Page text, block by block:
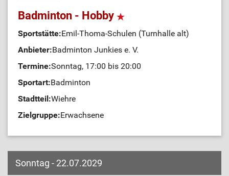
Badminton - Hobby
Sportstätte:Emil-Thoma-Schulen (Turnhalle alt)
Anbieter:Badminton Junkies e. V.
Termine:Sonntag, 17:00 bis 20:00
Sportart:Badminton
Stadtteil:Wiehre
Zielgruppe:Erwachsene
Sonntag - 22.07.2029